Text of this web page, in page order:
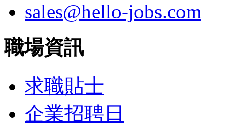
sales@hello-jobs.com
職場資訊
求職貼士
企業招聘日